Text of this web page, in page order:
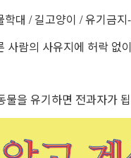
학대 / 길고양이 / 유기금
사람의 사유지에 허락 없
물을 유기하면 전과자가